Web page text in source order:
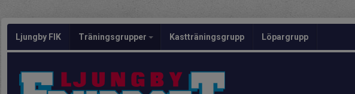
Ljungby FIK Träningsgrupper Kastträningsgrupp Löpargrupp